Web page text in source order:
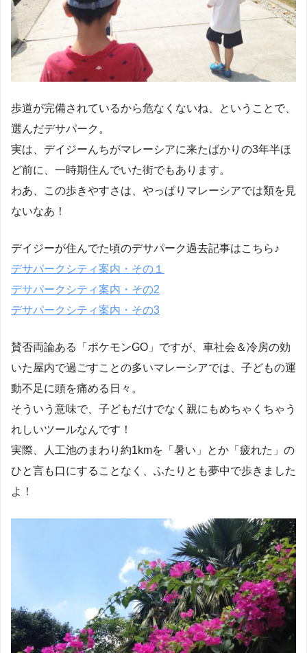
歩道が完備されているから危なくないね、ということで、
選んだデサパーク。
実は、デイジーんちがマレーシアに来たばかりの3年半ほ
ど前に、一時期住んでいた街でもあります。
わあ、この歩きやすさは、やっぱりマレーシアでは類を見
ないなあ！
デイジーが住んでた頃のデサパーク過去記事はこちら♪
デサパークシティ案内・その１
デサパークシティ案内・その2
デサパークシティ案内・その3
賛否両論ある「ポケモンGO」ですが、車社会＆冷房の効
いた屋内で過ごすことの多いマレーシアでは、子どもの運
動不足に頭を痛める日々。
そういう意味で、子どもだけでなく親にもめちゃくちゃう
れしいツールなんです！
実際、人工池のまわり約1kmを「暑い」とか「疲れた」の
ひと言も口にすることなく、ふたりとも夢中で歩きました
よ！